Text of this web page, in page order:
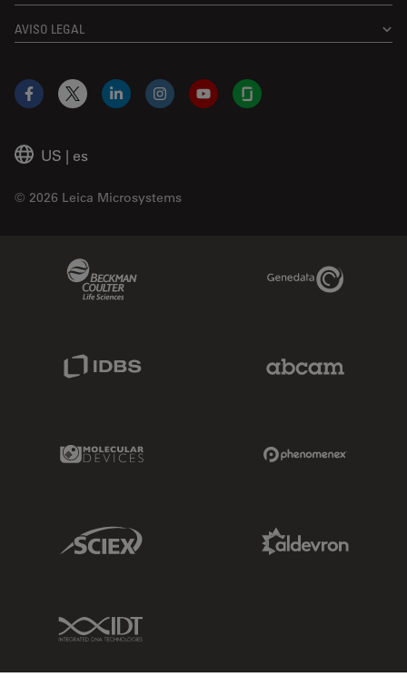
AVISO LEGAL
US | es
© 2026 Leica Microsystems
Facebook
X LinkedInInstagramYouTubeGlassdoor
Genedata Link
Molecular Devices Link
Sciex Link
IDT Link